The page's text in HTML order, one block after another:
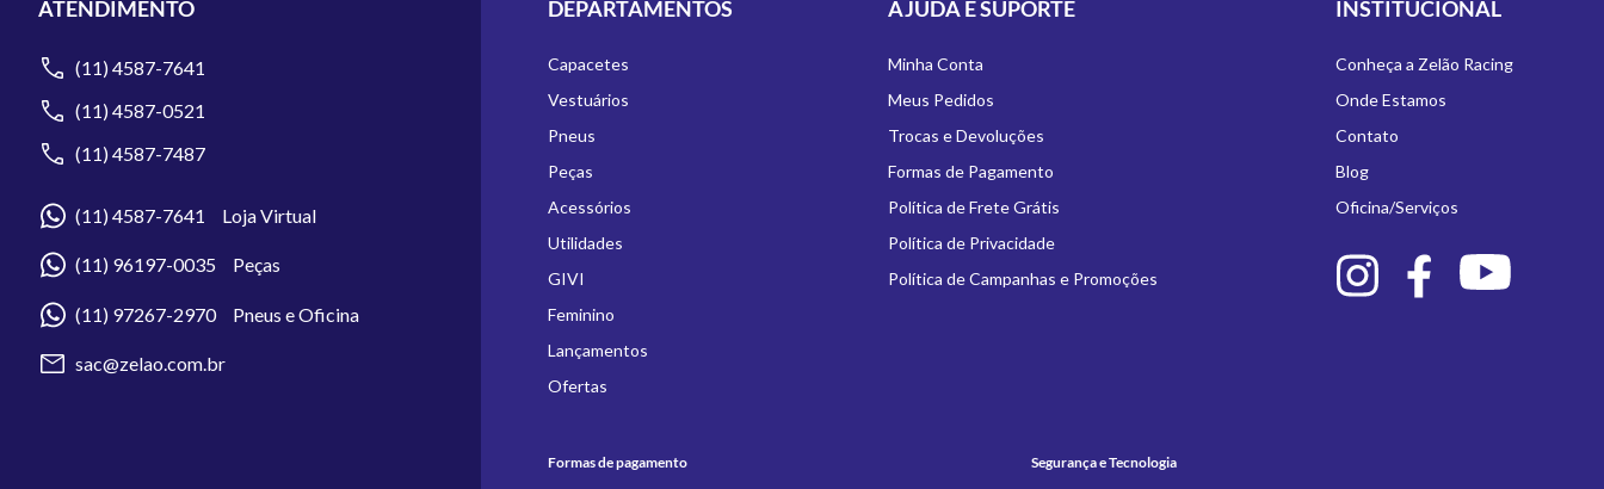
ATENDIMENTO
(11) 4587-7641
(11) 4587-0521
(11) 4587-7487
(11) 4587-7641 Loja Virtual
(11) 96197-0035 Peças
(11) 97267-2970 Pneus e Oficina
sac@zelao.com.br
DEPARTAMENTOS
Capacetes
Vestuários
Pneus
Peças
Acessórios
Utilidades
GIVI
Feminino
Lançamentos
Ofertas
AJUDA E SUPORTE
Minha Conta
Meus Pedidos
Trocas e Devoluções
Formas de Pagamento
Política de Frete Grátis
Política de Privacidade
Política de Campanhas e Promoções
INSTITUCIONAL
Conheça a Zelão Racing
Onde Estamos
Contato
Blog
Oficina/Serviços
Formas de pagamento Segurança e Tecnologia